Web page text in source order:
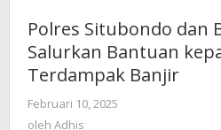
Polres Situbondo dan
Salurkan Bantuan
Terdampak Banjir
Februari 10, 2025
oleh Adhis